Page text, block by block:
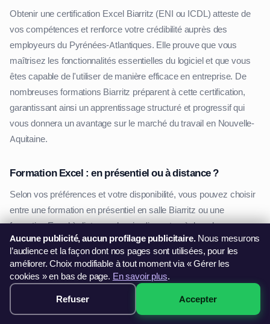
Obtenir une certification Excel Biarritz (ENI ou ICDL) atteste de
vos compétences et renforce votre crédibilité auprès des
employeurs du Pyrénées-Atlantiques. Elle prouve que vous
maîtrisez les fonctionnalités essentielles du logiciel et que vous
êtes capable de l'utiliser de manière efficace en entreprise. De
nombreuses formations Biarritz préparent à cette certification,
garantissant ainsi un apprentissage structuré et progressif qui
vous donnera un avantage sur le marché du travail en Nouvelle-
Aquitaine.
Formation Excel : en présentiel ou à distance ?
Selon vos préférences et votre disponibilité, vous pouvez choisir
entre une formation en présentiel en salle Biarritz ou une
formation Excel à distance depuis n'importe où dans le
Pyrénées-Atlantiques. Les formations en présentiel offrent un
cadre idéal pour un apprentissage interactif avec un formateur
dédié. Elles sont particulièrement adaptées aux professionnels de
Biarritz souhaitant bénéficier d'un accompagnement sur mesure.
À l'inverse, une formation Excel en ligne Nouvelle-Aquitaine
299€ · Voir les sessions →
Aucune publicité, aucun profilage publicitaire.Nous mesurons
l’audience et la façon dont nos pages sont utilisées, pour les
améliorer. Choix modifiable à tout moment via « Gérer les
cookies » en bas de page. En savoir plus.
Refuser Accepter